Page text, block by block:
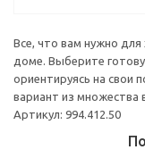
Все, что вам нужно
доме. Выберите
ориентируясь на свои
вариант из множества
Артикул: 994.412.50